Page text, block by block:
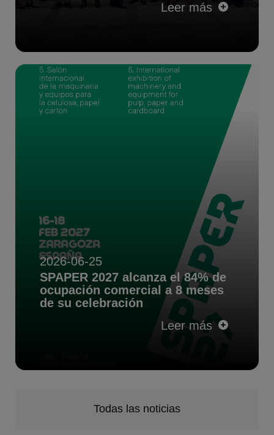
Leer más
2026-06-25
SPAPER 2027 alcanza el 84% de
ocupación comercial a 8 meses
de su celebración
Leer más
Todas las noticias